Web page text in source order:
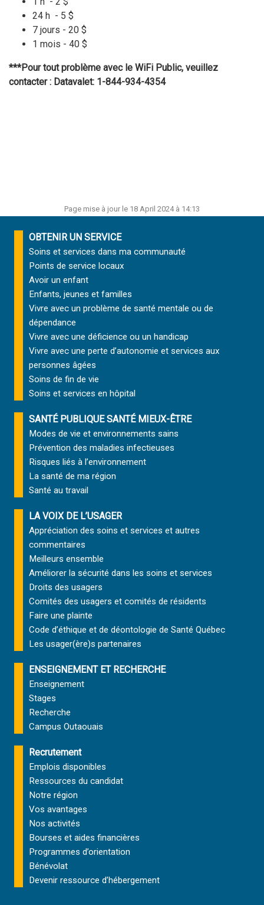
24 h - 5 $
7 jours - 20 $
1 mois - 40 $
***Pour tout problème avec le WiFi Public, veuillez
contacter : Datavalet: 1-844-934-4354
Page mise à jour le 18 April 2024 à 14:13
OBTENIR UN SERVICE
Soins et services dans ma communauté
Points de service locaux
Avoir un enfant
Enfants, jeunes et familles
Vivre avec un problème de santé mentale ou de
dépendance
Vivre avec une déficience ou un handicap
Vivre avec une perte d’autonomie et services aux
personnes âgées
Soins de fin de vie
Soins et services en hôpital
SANTÉ PUBLIQUE SANTÉ MIEUX-ÊTRE
Modes de vie et environnements sains
Prévention des maladies infectieuses
Risques liés à l’environnement
La santé de ma région
Santé au travail
LA VOIX DE L’USAGER
Appréciation des soins et services et autres
commentaires
Meilleurs ensemble
Améliorer la sécurité dans les soins et services
Droits des usagers
Comités des usagers et comités de résidents
Faire une plainte
Code d’éthique et de déontologie de Santé Québec
Les usager(ère)s partenaires
ENSEIGNEMENT ET RECHERCHE
Enseignement
Stages
Recherche
Campus Outaouais
Recrutement
Emplois disponibles
Ressources du candidat
Notre région
Vos avantages
Nos activités
Bourses et aides financières
Programmes d’orientation
Bénévolat
Devenir ressource d’hébergement